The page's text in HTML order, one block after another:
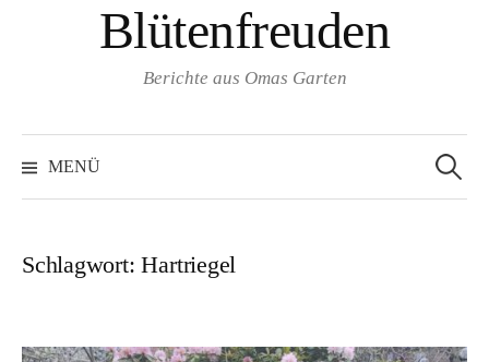
Blütenfreuden
Berichte aus Omas Garten
MENÜ
nach:
Schlagwort:Hartriegel